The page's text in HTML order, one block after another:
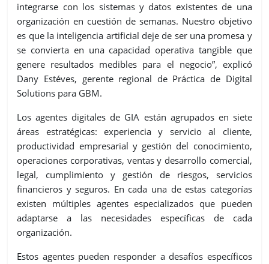
integrarse con los sistemas y datos existentes de una
organización en cuestión de semanas. Nuestro objetivo
es que la inteligencia artificial deje de ser una promesa y
se convierta en una capacidad operativa tangible que
genere resultados medibles para el negocio”, explicó
Dany Estéves, gerente regional de Práctica de Digital
Solutions para GBM.
Los agentes digitales de GIA están agrupados en siete
áreas estratégicas: experiencia y servicio al cliente,
productividad empresarial y gestión del conocimiento,
operaciones corporativas, ventas y desarrollo comercial,
legal, cumplimiento y gestión de riesgos, servicios
financieros y seguros. En cada una de estas categorías
existen múltiples agentes especializados que pueden
adaptarse a las necesidades específicas de cada
organización.
Estos agentes pueden responder a desafíos específicos